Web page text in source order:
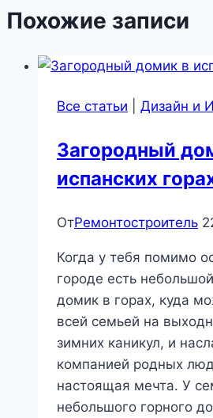
Похожие записи
Все статьи Дизайн и
Загородный
испанских
ОтРемонтостроитель
Когда у тебя помимо
городе есть
домик в горах, куда
всей семьей на
зимних каникул, и
компанией родных
настоящая мечта. У
небольшого горного